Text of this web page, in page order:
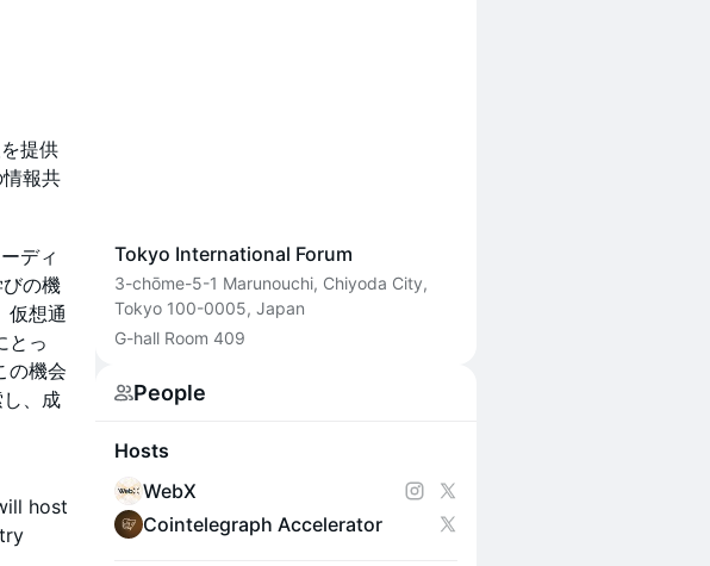
提供
報共
ディ
の機
仮想通
とっ
の機会
、成
host
Tokyo International Forum
3-chōme-5-1 Marunouchi, Chiyoda City,
Tokyo 100-0005, Japan
G-hall Room 409
People
Hosts
WebX
Cointelegraph Accelerator